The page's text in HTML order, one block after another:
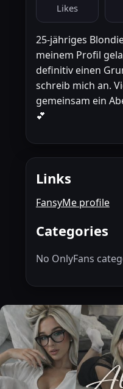
Likes
25-jähriges
meinem Profil
definitiv einen
schreib mich an.
gemeinsam ein
💕
Links
FansyMe profile
Categories
No OnlyFans